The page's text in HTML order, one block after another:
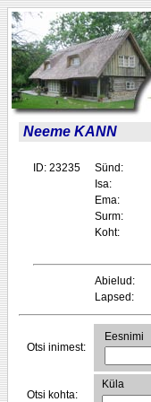
Neeme KANN
ID: 23235 Sünd:
Isa:
Ema:
Surm:
Koht:
Abielud:
Lapsed:
Otsi inimest:
Eesnimi
Otsi kohta:
Küla